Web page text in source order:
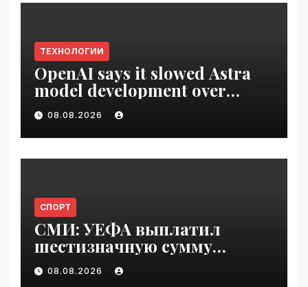
ТЕХНОЛОГИИ
OpenAI says it slowed Astra
model development over
security concerns | VseTime.ru
08.08.2026
СПОРТ
СМИ: УЕФА выплатил
шестизначную сумму
любовнице Инфантино |
VseTime.ru
08.08.2026